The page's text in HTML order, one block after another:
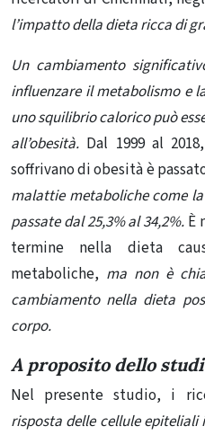
l’impatto della dieta ricca di
Un cambiamento
influenzare il metabolismo e
uno squilibrio calorico può
all’obesità. Dal 1999 al
soffrivano di obesità è
malattie metaboliche come
passate dal 25,3% al 34,2%. È
termine nella dieta
metaboliche, ma non è
cambiamento nella dieta
corpo.
A proposito dello
Nel presente studio, i
risposta delle cellule